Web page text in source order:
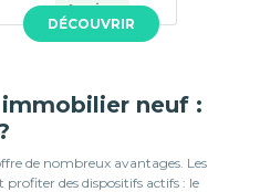
DÉCOUVRIR
Ancien
neuf :
de nombreux avantages. Les
des dispositifs actifs : le